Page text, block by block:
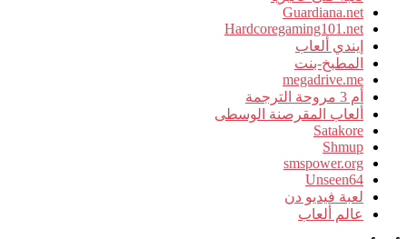
Guardiana.net
Hardcoregaming101.net
إيندي ألعاب
المطبخ-بنت
megadrive.me
أم 3 مروحة الترجمة
ألعاب المقرصنة الوسطى
Satakore
Shmup
smspower.org
Unseen64
لعبة فيديو دن
عالم ألعاب